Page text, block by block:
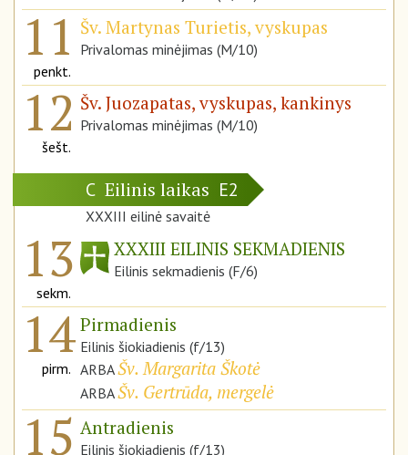
11
penkt.
Šv. Martynas Turietis, vyskupas
Privalomas minėjimas (M/10)
12
šešt.
Šv. Juozapatas, vyskupas, kankinys
Privalomas minėjimas (M/10)
C Eilinis laikas E2
XXXIII eilinė savaitė
13
sekm.
XXXIII EILINIS SEKMADIENIS
Eilinis sekmadienis (F/6)
14
pirm.
Pirmadienis
Eilinis šiokiadienis (f/13)
ARBAŠv. Margarita Škotė
ARBAŠv. Gertrūda, mergelė
15 Antradienis
Eilinis šiokiadienis (f/13)